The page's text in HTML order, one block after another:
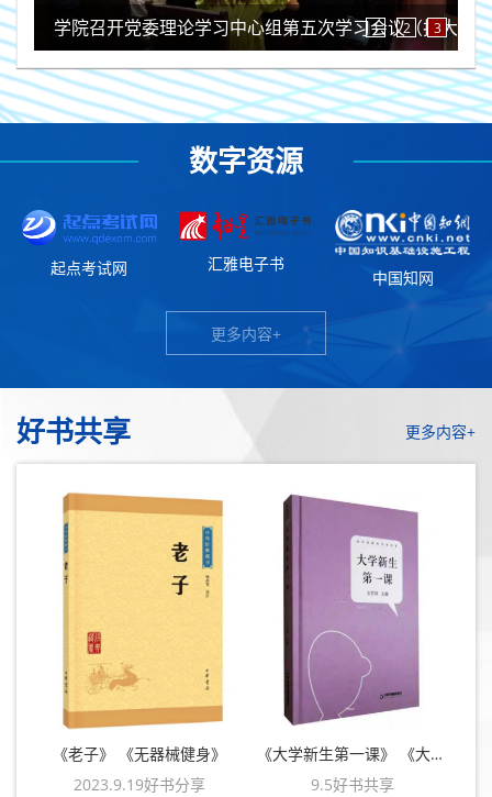
学院召开党委理论学习中心组第五次学习会议（扩大）
1 2 3
数字资源
起点考试网 汇雅电子书
中国知网
更多内容+
好书共享 更多内容+
《老子》 《无器械健身》
2023.9.19好书分享
《大学新生第一课》 《大学那些事儿》
9.5好书共享